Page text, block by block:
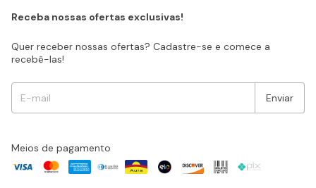
Receba nossas ofertas exclusivas!
Quer receber nossas ofertas? Cadastre-se e comece a
recebê-las!
Meios de pagamento